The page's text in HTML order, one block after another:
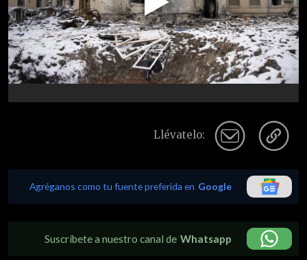
Play
Video
Llévatelo:
Agréganos como tu fuente preferida en Google
Suscríbete a nuestro canal de Whatsapp